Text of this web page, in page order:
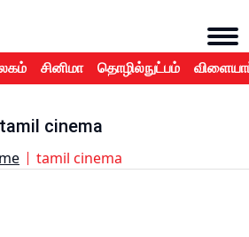
சினிமா தொழில்நுட்பம்
tamil cinema
tamil cinema